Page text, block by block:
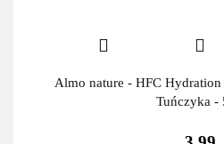
Almo nature - HFC
Tuńczyka -